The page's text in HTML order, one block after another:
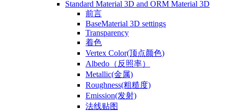
Standard Material 3D and ORM Material 3D
前言
BaseMaterial 3D settings
Transparency
着色
Vertex Color(顶点颜色)
Albedo（反照率）
Metallic(金属)
Roughness(粗糙度)
Emission(发射)
法线贴图